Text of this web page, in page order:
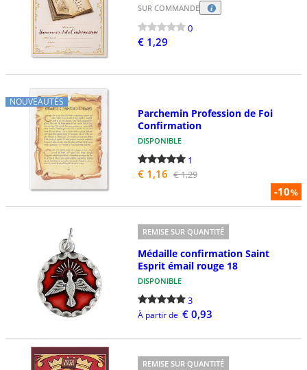
SUR COMMANDE
0
€ 1,29
NOUVEAUTÉS
-10%
Parchemin Profession de Foi
Confirmation
DISPONIBLE
1
€ 1,16 € 1,29
REMISE SUR QUANTITÉ
Médaille confirmation Saint
Esprit émail rouge 18
DISPONIBLE
3
À partir de € 0,93
REMISE SUR QUANTITÉ